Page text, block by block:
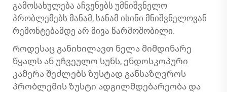
გამოსახულება აჩვენებს უმნიშვნელო
პრობლემებს მანამ, სანამ ისინი მნიშვნელოვან
რემონტებამდე არ მივა წარმოშობილი.
Როდესაც განიხილავთ ნელა მიმდინარე
წყალს ან უჩვეულო სუნს, ენდოსკოპური
კამერა შეძლებს ზუსტად განსაზღვროს
პრობლემის ზუსტი ადგილმდებარეობა და